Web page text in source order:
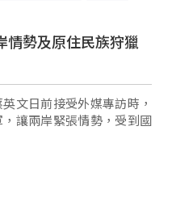
情勢及原住民族狩獵
文日前接受外媒專訪時，
讓兩岸緊張情勢，受到國